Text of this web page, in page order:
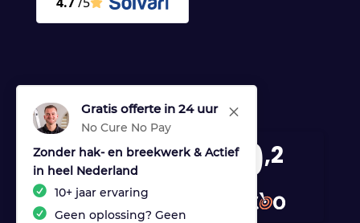
M
Gratis offerte in 24 uur
No Cure No Pay
Zonder hak- en breekwerk & Actief
in heel Nederland
10+ jaar ervaring
Geen oplossing? Geen
9,2
provided by